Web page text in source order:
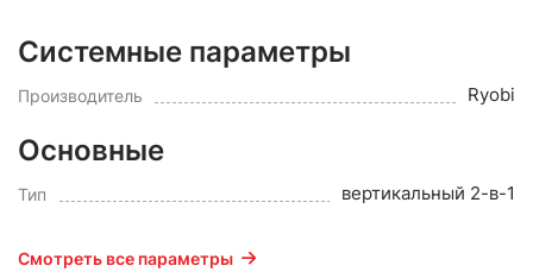
Системные параметры
Производитель Ryobi
Основные
Тип вертикальный 2-в-1
Смотреть все параметры